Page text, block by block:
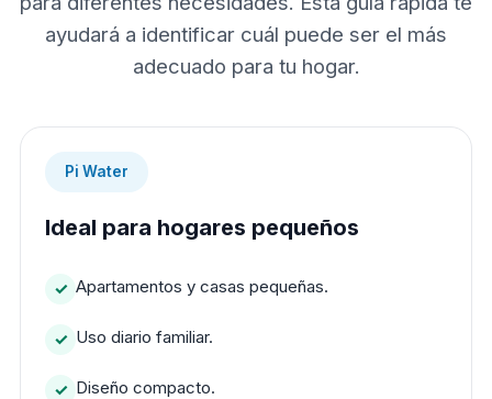
ayudará a identificar cuál puede ser el más
adecuado para tu hogar.
Pi Water
Ideal para hogares pequeños
Apartamentos y casas pequeñas.
Uso diario familiar.
Diseño compacto.